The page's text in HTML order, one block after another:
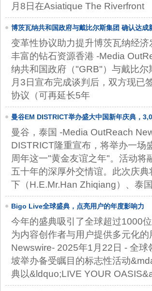
月8日在Asiatique The Riverfront
博茨瓦纳共和国政府与戴比尔斯集团 确认达成
变革性协议助力提升博茨瓦纳经
丰富的钻石资源香港 -Media
纳共和国政府（"GRB"）与戴比
月3日宣布完成谈判后，双方现已
协议（可再延长5年
曼谷EM DISTRICT举办盛大中国新年庆典，
曼谷，泰国 -Media OutReach
DISTRICT隆重宣布，将举办一场
周年这一"黄金友谊之年"。活动
五十年的深厚外交情谊。此次庆
下（H.E.Mr.Han Zhiqiang）、泰
Bigo Live全球盛典，点亮用户的年度影响力
今年的盛典吸引了全球超过1000
为内容创作者与用户提供多元化
Newswire- 2025年1月22日 - 全
坡举办备受瞩目的标志性活动
典以&ldquo;LIVE YOUR